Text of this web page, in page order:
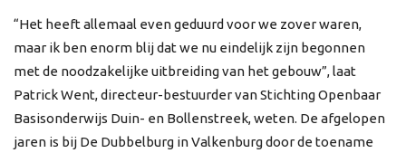
“Het heeft allemaal even geduurd voor we zover waren,
maar ik ben enorm blij dat we nu eindelijk zijn begonnen
met de noodzakelijke uitbreiding van het gebouw”, laat
Patrick Went, directeur-bestuurder van Stichting Openbaar
Basisonderwijs Duin- en Bollenstreek, weten. De afgelopen
jaren is bij De Dubbelburg in Valkenburg door de toename